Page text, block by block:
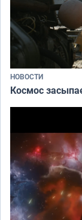
НОВОСТИ
Космос